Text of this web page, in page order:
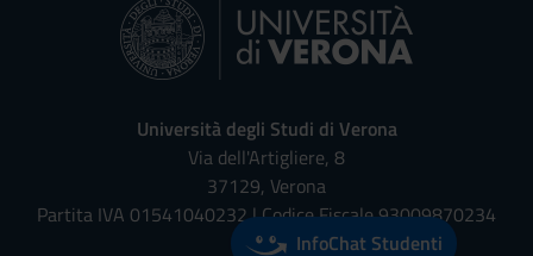
Università degli Studi di Verona
Via dell'Artigliere, 8
37129, Verona
Partita IVA 01541040232 | Codice Fiscale 93009870234
InfoChat Studenti